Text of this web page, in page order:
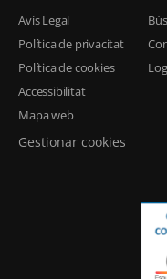
Avís Legal
Política de privacitat
Política de cookies
Accessibilitat
Mapa web
Gestionar cookies